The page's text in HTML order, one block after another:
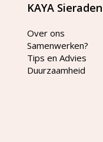
KAYA Sieraden
Over ons
Samenwerken?
Tips en Advies
Duurzaamheid